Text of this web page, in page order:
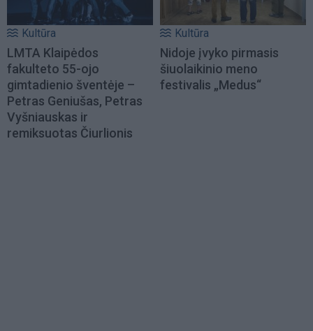
Kultūra
LMTA Klaipėdos
fakulteto 55-ojo
gimtadienio šventėje –
Petras Geniušas, Petras
Vyšniauskas ir
remiksuotas Čiurlionis
Kultūra
Nidoje įvyko pirmasis
šiuolaikinio meno
festivalis „Medus“